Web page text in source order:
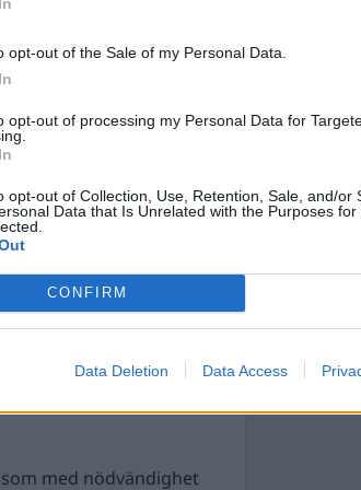
opt-out of the Sale of my Personal Data.
opt-out of processing my Personal Data for
opt-out of Collection, Use, Retention, Sale, and/or
Data that Is Unrelated with the Purposes for
CONFIRM
Data Deletion Data Access
definieras och
något som kan väcka
lika behandling,
Utan ett
som fortsätter att
– ett
termer och deras
med nödvändighet